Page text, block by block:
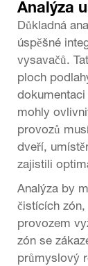
Analýza
Důkladná
úspěšné
vysavačů.
ploch
mohly
provozů
dveří,
zajistili
Analýza by
čistících
provozem
zón se
průmyslový